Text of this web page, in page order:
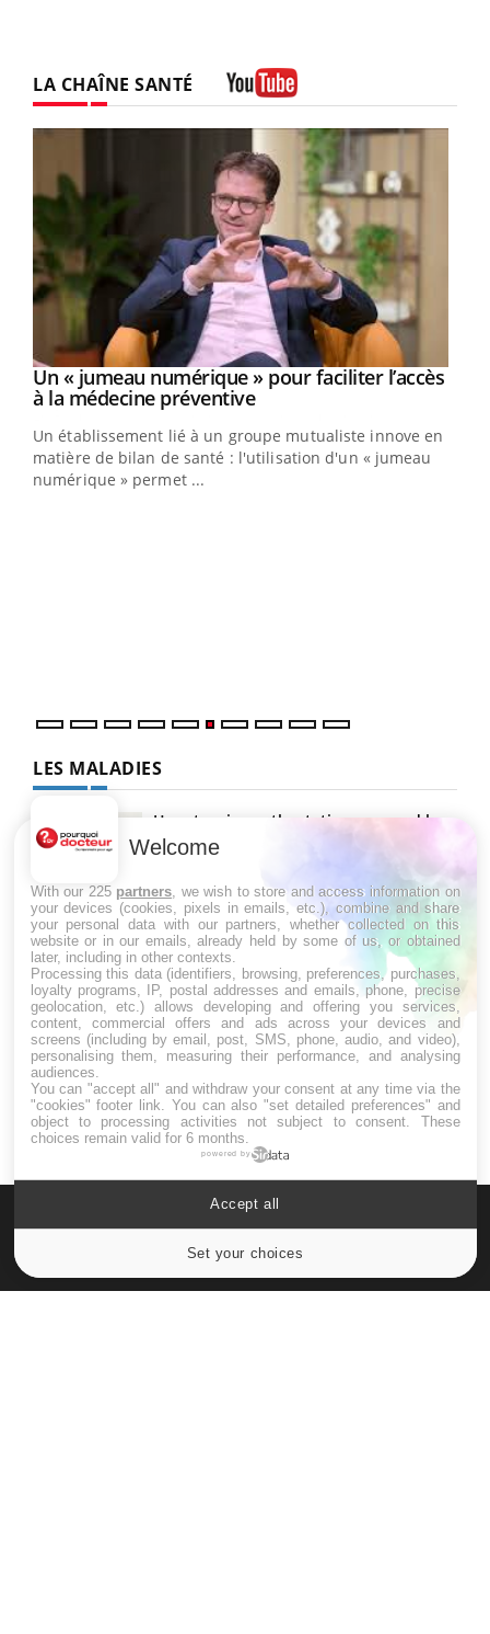
LA CHAÎNE SANTÉ
Youtube
Un « jumeau numérique » pour faciliter l’accès
à la médecine préventiveYoutube
Un établissement lié à un groupe mutualiste innove en
matière de bilan de santé : l'utilisation d'un « jumeau
numérique » permet ...
LES MALADIES
Hypotension orthostatique : quand la
pression artérielle chute au lever
Drépanocytose : une déformation des
globules rouges aux conséquences
graves
Maladie de Charcot (Sclérose latérale
amyotrophique)
Welcome
With our 225 partners , we wish to store and access information on
your devices (cookies, pixels in emails, etc.), combine and share
your personal data with our partners, whether collected on this
website or in our emails, already held by some of us, or obtained
later, including in other contexts.
Processing this data (identifiers, browsing, preferences, purchases,
loyalty programs, IP, postal addresses and emails, phone, precise
geolocation, etc.) allows developing and offering you services,
content, commercial offers and ads across your devices and
screens (including by email, post, SMS, phone, audio, and video),
personalising them, measuring their performance, and analysing
audiences.
You can "accept all" and withdraw your consent at any time via the
"cookies" footer link . You can also "set detailed preferences" and
object to processing activities not subject to consent. These
choices remain valid for 6 months.
powered by
Set your choices
Accept all